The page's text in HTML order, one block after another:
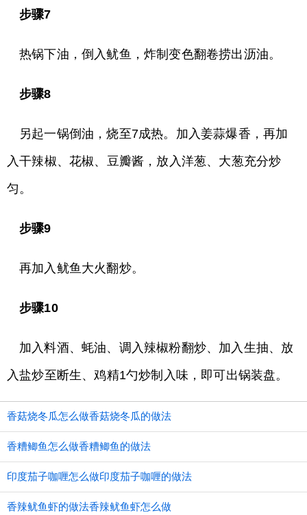
步骤7
热锅下油，倒入鱿鱼，炸制变色翻卷捞出沥油。
步骤8
另起一锅倒油，烧至7成热。加入姜蒜爆香，再加
入干辣椒、花椒、豆瓣酱，放入洋葱、大葱充分炒
匀。
步骤9
再加入鱿鱼大火翻炒。
步骤10
加入料酒、蚝油、调入辣椒粉翻炒、加入生抽、放
入盐炒至断生、鸡精1勺炒制入味，即可出锅装盘。
香菇烧冬瓜怎么做香菇烧冬瓜的做法
香糟鲫鱼怎么做香糟鲫鱼的做法
印度茄子咖喱怎么做印度茄子咖喱的做法
香辣鱿鱼虾的做法香辣鱿鱼虾怎么做